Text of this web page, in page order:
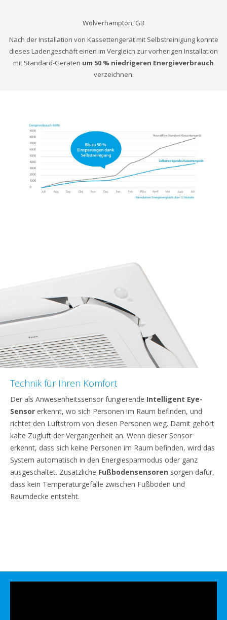
Wolverhampton, GB
Nach der Installation von Kassettengerät mit Selbstreinigung konnte
dieses Ladengeschäft einen im Vergleich zur vorherigen Installation
mit Standard-Geräten um 50 % niedrigeren Energieverbrauch
verzeichnen.
Technik für Ihren Komfort
Der als Anwesenheitssensor fungierende Intelligent Eye-
Sensor erkennt, wo sich Personen im Raum befinden, und
richtet den Luftstrom von diesen Personen weg. Damit gehört
kalte Zugluft der Vergangenheit an. Wenn dieser Sensor
erkennt, dass sich keine Personen im Raum befinden, wird das
System automatisch in den Energiesparmodus oder ganz
ausgeschaltet. Zusätzliche Fußbodensensoren sorgen dafür,
dass kein Temperaturgefälle zwischen Fußboden und
Raumdecke entsteht.